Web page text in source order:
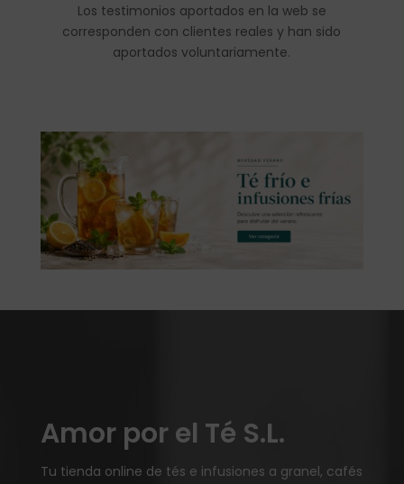
Los testimonios aportados en la web se
corresponden con clientes reales y han sido
aportados voluntariamente.
Amor por el Té S.L.
Tu tienda online de tés e infusiones a granel, cafés